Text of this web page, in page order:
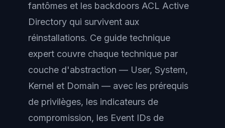
fantômes et les backdoors ACL Active
Directory qui survivent aux
réinstallations. Ce guide technique
expert couvre chaque technique par
couche d'abstraction — User, System,
Kernel et Domain — avec les prérequis
de privilèges, les indicateurs de
compromission, les Event IDs de